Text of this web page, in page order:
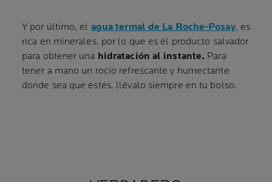
Y por último, el agua termal de La Roche-Posay, es
rica en minerales, por lo que es el producto salvador
para obtener una hidratación al instante. Para
tener a mano un rocío refrescante y humectante
donde sea que estés, llévalo siempre en tu bolso.